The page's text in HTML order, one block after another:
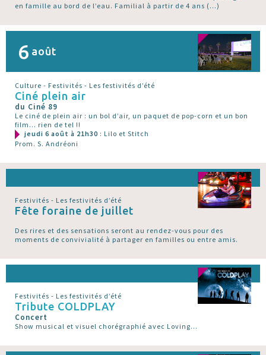
en famille au bord de l’eau. Familial à partir de 4 ans (…)
6 août
Culture - Festivités - Les festivités d’été
Ciné plein air
du Ciné 89
Le ciné de plein air : un bol d’air, un paquet de pop-corn et un bon
film... rien de tel !!
jeudi 6 août à 21h30 : Lilo et Stitch
Prom. S. Andréoni
Festivités - Les festivités d’été
Fête foraine de juillet
Des rires et des sensations seront au rendez-vous pour des
moments de convivialité à partager en familles ou entre amis.
Festivités - Les festivités d’été
Tribute COLDPLAY
Concert
Show musical et visuel chorégraphié avec Loving...